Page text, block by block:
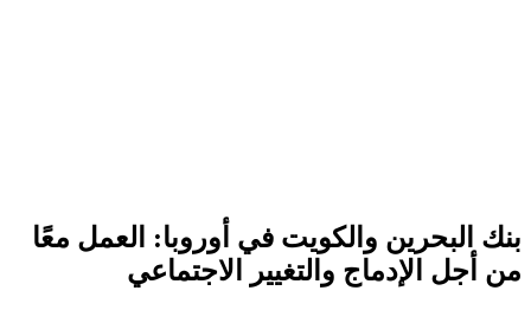
بنك البحرين والكويت في أوروبا: العمل معًا
من أجل الإدماج والتغيير الاجتماعي